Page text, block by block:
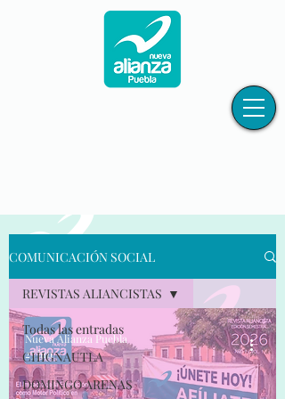
COMUNICACIÓN SOCIAL
Todas las entradas
CHIGNAUTLA
DOMINGO ARENAS
REVISTAS ALIANCISTAS
Nueva Alianza Puebla
25 jun